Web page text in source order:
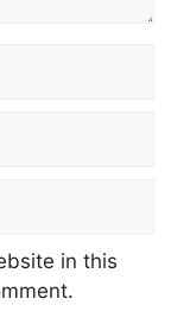
in this